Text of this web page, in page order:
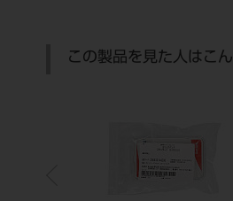
この製品を見た人はこ